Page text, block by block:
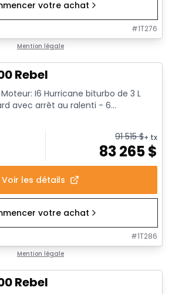
votre achat
#1T276
Mention légale
Rebel
I6 Hurricane biturbo de 3 L
avec arrêt au ralenti - 6...
91 515$+ tx
83 265$
Voir les détails
votre achat
#1T286
Mention légale
Rebel